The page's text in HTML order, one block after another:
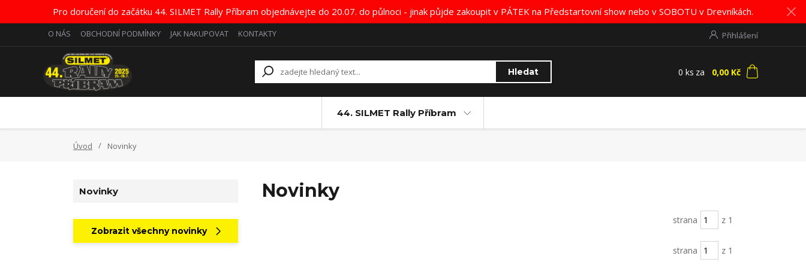
Pro doručení do začátku 44. SILMET Rally Příbram objednávejte do 20.07. do půlnoci - jinak půjde zakoupit v PÁTEK na Předstartovní show nebo v SOBOTU v Drevníkách.
O NÁS OBCHODNÍ PODMÍNKY JAK NAKUPOVAT KONTAKTY Přihlášení
Hledat 0 ks za 0,00 Kč
44. SILMET Rally Příbram
Úvod Novinky
Novinky
Zobrazit všechny novinky
Novinky
strana z 1
strana z 1